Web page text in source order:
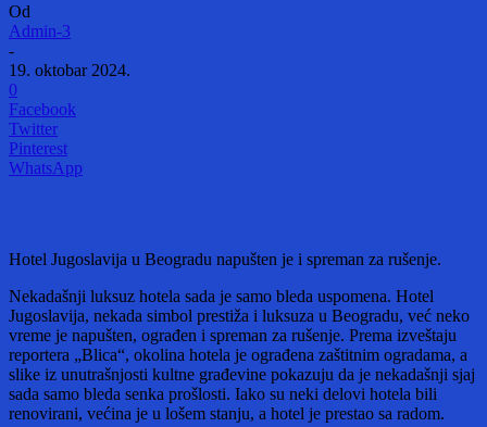
Od
Admin-3
-
19. oktobar 2024.
0
Facebook
Twitter
Pinterest
WhatsApp
Hotel Jugoslavija u Beogradu napušten je i spreman za rušenje.
Nekadašnji luksuz hotela sada je samo bleda uspomena. Hotel
Jugoslavija, nekada simbol prestiža i luksuza u Beogradu, već neko
vreme je napušten, ograđen i spreman za rušenje. Prema izveštaju
reportera „Blica“, okolina hotela je ograđena zaštitnim ogradama, a
slike iz unutrašnjosti kultne građevine pokazuju da je nekadašnji sjaj
sada samo bleda senka prošlosti. Iako su neki delovi hotela bili
renovirani, većina je u lošem stanju, a hotel je prestao sa radom.